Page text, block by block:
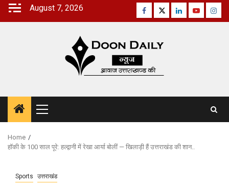
Skip
August 7, 2026 Facebook
TwitterLinkedinYoutube
Primary
Menu
Home
हॉकी के 100 साल पूरे: हल्द्वानी में रेखा आर्या बोलीं — खिलाड़ी हैं उत्तराखंड की शान..
Sports उत्तराखंड